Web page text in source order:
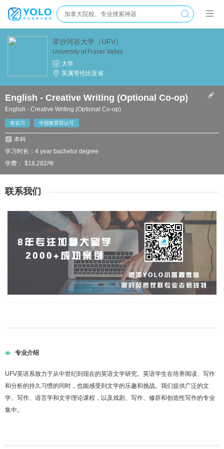
菲沙河谷大学（UFV）
University of Fraser Valley
大学
英属哥伦比亚省
English - Creative Writing (Optional Co-op)
English - Creative Writing (Optional Co-op)
有实习 中国教育部认可
本科
学习时长：4 year bachelor degree
学费： $18,282/年
联系我们
专业介绍
UFV英语系致力于从中世纪到现在的英语文学研究。英语学生在培养阅读、写作
和分析的持久习惯的同时，也能感受到文学的乐趣和挑战。我们提供广泛的文
学、写作、语言学和文学理论课程，以及戏剧、写作、修辞和创造性写作的专业
集中。